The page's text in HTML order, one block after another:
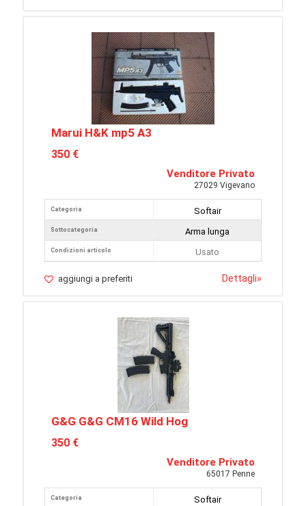
Marui H&K mp5 A3
350 €
Venditore Privato
27029 Vigevano
Categoria
Sottocategoria
Condizioni articolo
Softair
Arma lunga
Usato
aggiungi a preferiti Dettagli»
G&G G&G CM16 Wild Hog
350 €
Venditore Privato
65017 Penne
Categoria
Softair